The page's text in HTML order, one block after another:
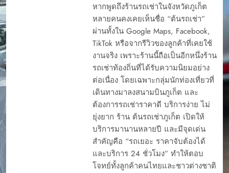
หากพูดถึงร้านรถเช่าในจังหวัดภูเก็ต
หลายคนคงเคยเห็นชื่อ “ต้นรถเช่า”
ผ่านทั้งใน Google Maps, Facebook,
TikTok หรือจากรีวิวของลูกค้าที่เคยใช้
งานจริง เพราะร้านนี้ถือเป็นอีกหนึ่งร้าน
รถเช่าท้องถิ่นที่ได้รับความนิยมอย่าง
ต่อเนื่อง โดยเฉพาะกลุ่มนักท่องเที่ยวที่
เดินทางมาลงสนามบินภูเก็ต และ
ต้องการรถเช่าราคาดี บริการง่าย ไม่
ยุ่งยาก ร้าน ต้นรถเช่าภูเก็ต เปิดให้
บริการมานานหลายปี และมีจุดเด่น
สำคัญคือ “รถเยอะ ราคาจับต้องได้
และบริการ 24 ชั่วโมง” ทำให้ตอบ
โจทย์ทั้งลูกค้าคนไทยและชาวต่างชาติ